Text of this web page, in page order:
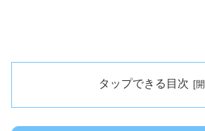
タップできる目次